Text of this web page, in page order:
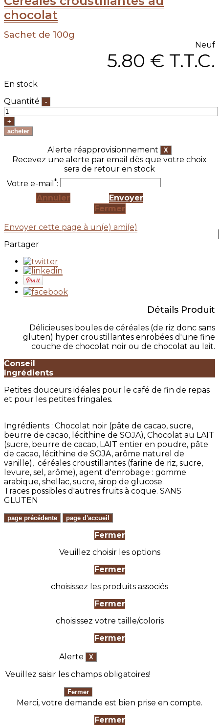
chocolat
Sachet de 100g
Neuf
5.80 € T.T.C.
En stock
Quantité
Alerte réapprovisionnement
Recevez une alerte par email dès que votre choix
sera de retour en stock
Votre e-mail *:
Annuler
Envoyer
Fermer
Envoyer cette page à un(e) ami(e)
Partager
Détails Produit
Délicieuses boules de céréales (de riz donc sans
gluten) hyper croustillantes enrobées d'une fine
couche de chocolat noir ou de chocolat au lait.
Conseil
Ingrédients
Petites douceurs idéales pour le café de fin de repas
et pour les petites fringales.
Ingrédients : Chocolat noir (pâte de cacao, sucre,
beurre de cacao, lécithine de SOJA), Chocolat au LAIT
(sucre, beurre de cacao, LAIT entier en poudre, pâte
de cacao, lécithine de SOJA, arôme naturel de
vanille), céréales croustillantes (farine de riz, sucre,
levure, sel, arôme), agent d'enrobage : gomme
arabique, shellac, sucre, sirop de glucose.
Traces possibles d'autres fruits à coque. SANS
GLUTEN
Fermer
Veuillez choisir les options
Fermer
choisissez les produits associés
Fermer
choisissez votre taille/coloris
Fermer
Alerte
Veuillez saisir les champs obligatoires!
Merci, votre demande est bien prise en compte.
Fermer